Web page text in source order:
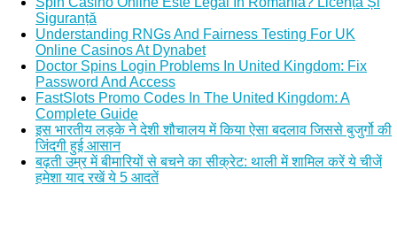
Siguranță
Understanding RNGs And Fairness Testing For UK
Online Casinos At Dynabet
Doctor Spins Login Problems In United Kingdom: Fix
Password And Access
FastSlots Promo Codes In The United Kingdom: A
Complete Guide
इस भारतीय लड़के ने देशी शौचालय में किया ऐसा बदलाव जिससे बुजुर्गो की
जिंदगी हुई आसान
बढ़ती उम्र में बीमारियों से बचने का सीक्रेट: थाली में शामिल करें ये चीजें
हमेशा याद रखें ये 5 आदतें